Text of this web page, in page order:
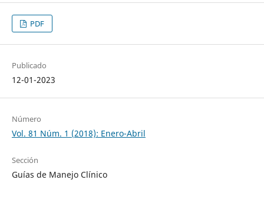
PDF
Publicado
12-01-2023
Número
Vol. 81 Núm. 1 (2018): Enero-Abril
Sección
Guías de Manejo Clínico